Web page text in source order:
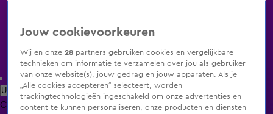
Uitzending Gemist Populaire programma's Zenders Genres
ClipsFilmsRadioSmart TV inlogShop
Jouw cookievoorkeuren
Wij en onze28 partners gebruiken cookies en vergelijkbare
technieken om informatie te verzamelen over jou als gebruiker
van onze website(s), jouw gedrag en jouw apparaten. Als je
„Alle cookies accepteren” selecteert, worden
trackingtechnologieën ingeschakeld om onze advertenties en
content te kunnen personaliseren, onze producten en diensten